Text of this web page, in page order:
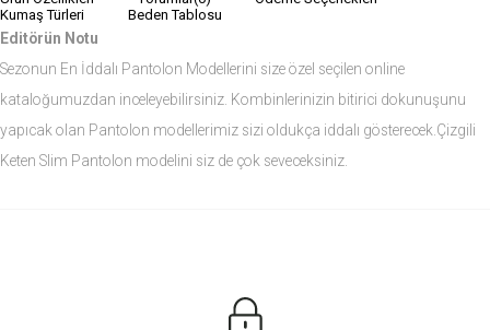
Kumaş Türleri
Beden Tablosu
Editörün Notu
Sezonun En İddalı Pantolon Modellerini size özel seçilen online
kataloğumuzdan inceleyebilirsiniz. Kombinlerinizin bitirici dokunuşunu
yapıcak olan Pantolon modellerimiz sizi oldukça iddalı gösterecek.Çizgili
Keten Slim Pantolon modelini siz de çok seveceksiniz.
Manken Bedenleri Üst Grup M, Alt Grup 33 Beden ( Medium )